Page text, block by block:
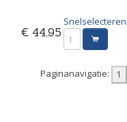
€ 44,95
Snelselecteren
Paginanavigatie: